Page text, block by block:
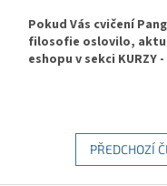
Pokud Vás cvičení
filosofie oslovilo,
eshopu v sekci KURZY
PŘEDCHOZÍ